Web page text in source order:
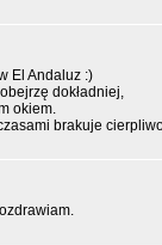
El Andaluz :)
dokładniej,
okiem.
brakuje